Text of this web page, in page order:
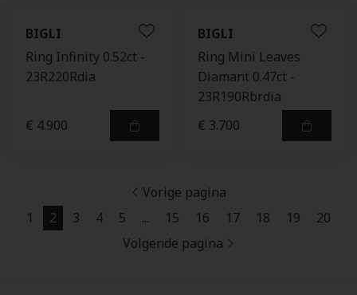
BIGLI
Ring Infinity 0.52ct -
23R220Rdia
€ 4.900
BIGLI
Ring Mini Leaves
Diamant 0.47ct -
23R190Rbrdia
€ 3.700
Vorige pagina
1
2 3 4 5 ... 15 16 17 18 19
20
Volgende pagina